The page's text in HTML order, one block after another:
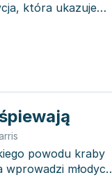
która ukazuje
powodu kraby
młodych